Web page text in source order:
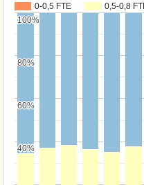
0-0,5 FTE 0,5-0,8
40%
40%
60%
60%
80%
80%
100%
100%